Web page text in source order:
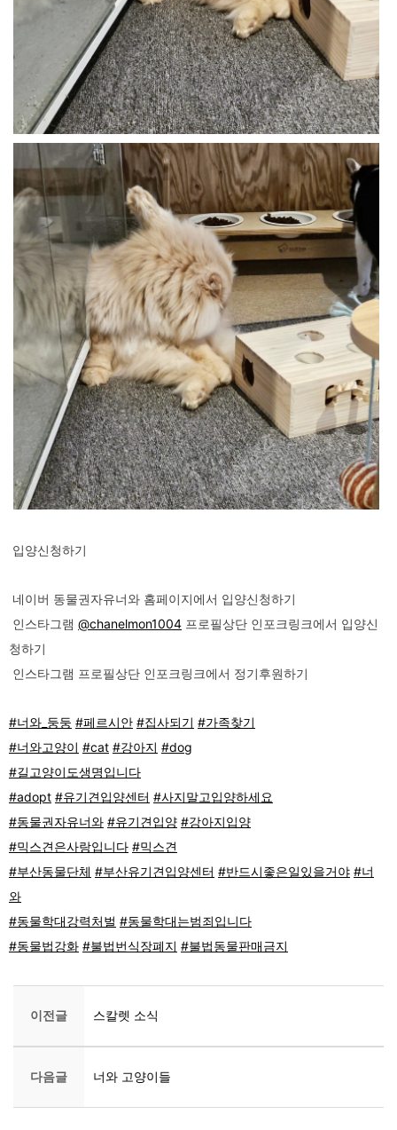
입양신청하기
네이버 동물권자유너와 홈페이지에서 입양신청하기
인스타그램 @chanelmon1004 프로필상단 인포크링크에서 입양신
청하기
인스타그램 프로필상단 인포크링크에서 정기후원하기
#너와_둥둥 #페르시안 #집사되기 #가족찾기
#너와고양이 #cat #강아지 #dog
#길고양이도생명입니다
#adopt #유기견입양센터 #사지말고입양하세요
#동물권자유너와 #유기견입양 #강아지입양
#믹스견은사랑입니다 #믹스견
#부산동물단체 #부산유기견입양센터 #반드시좋은일있을거야 #너
와
#동물학대강력처벌 #동물학대는범죄입니다
#동물법강화 #불법번식장폐지 #불법동물판매금지
이전글 스칼렛 소식
다음글 너와 고양이들